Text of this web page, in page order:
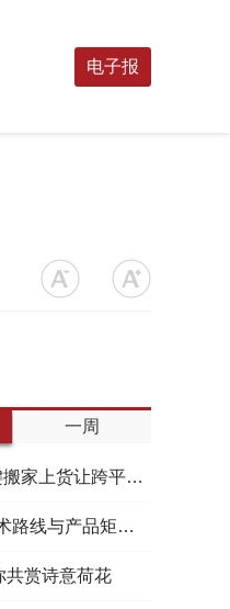
电子报
一周
跨平台选品不再割裂
与产品矩阵梳理
赏诗意荷花